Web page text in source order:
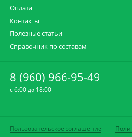
Оплата
Контакты
Полезные статьи
Справочник по составам
8 (960) 966-95-49
c 6:00 до 18:00
Пользовательское соглашение